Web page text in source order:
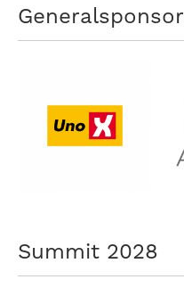
Generalsponsor
Summit 2028